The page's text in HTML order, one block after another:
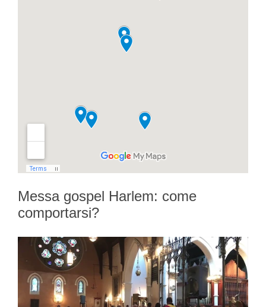
Messa gospel Harlem: come
comportarsi?